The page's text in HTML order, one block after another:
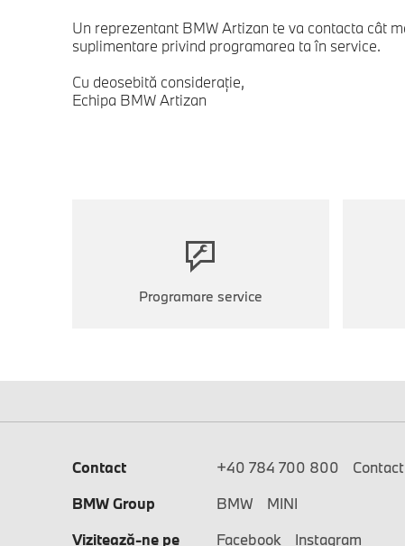
Un reprezentant BMW Artizan te va contacta cât
suplimentare privind programarea ta în service.
Cu deosebită consideraţie,
Echipa BMW Artizan
Programare service
Contact +40 784 700 800
BMW Group
BMW
MINI
Vizitează-ne pe
Facebook Instagram